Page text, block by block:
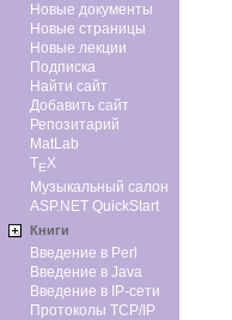
Новые документы
Новые страницы
Новые лекции
Подписка
Найти сайт
Добавить сайт
Репозитарий
MatLab
TEX
Музыкальный салон
ASP.NET QuickStart
Книги
Введение в Perl
Введение в Java
Введение в IP-сети
Протоколы TCP/IP